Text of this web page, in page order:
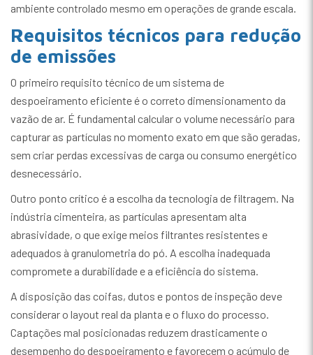
ambiente controlado mesmo em operações de grande escala.
Requisitos técnicos para redução
de emissões
O primeiro requisito técnico de um sistema de
despoeiramento eficiente é o correto dimensionamento da
vazão de ar. É fundamental calcular o volume necessário para
capturar as partículas no momento exato em que são geradas,
sem criar perdas excessivas de carga ou consumo energético
desnecessário.
Outro ponto crítico é a escolha da tecnologia de filtragem. Na
indústria cimenteira, as partículas apresentam alta
abrasividade, o que exige meios filtrantes resistentes e
adequados à granulometria do pó. A escolha inadequada
compromete a durabilidade e a eficiência do sistema.
A disposição das coifas, dutos e pontos de inspeção deve
considerar o layout real da planta e o fluxo do processo.
Captações mal posicionadas reduzem drasticamente o
desempenho do despoeiramento e favorecem o acúmulo de